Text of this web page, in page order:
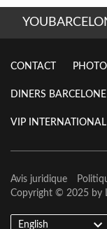
CONTACT
DINERS BARCELONE
VIP INTERNATIONAL
Avis juridique
Copyright © 2025 by
English